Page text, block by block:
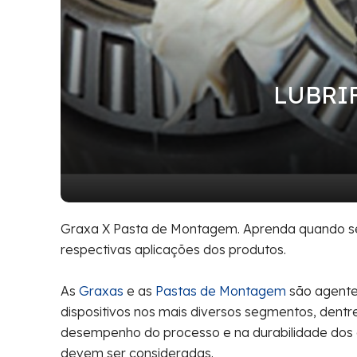
Graxa X Pasta de Montagem. Aprenda quando
respectivas aplicações dos produtos.
As Graxas e as Pastas de Montagem são
dispositivos nos mais diversos segmentos,
desempenho do processo e na durabilidade
devem ser consideradas.